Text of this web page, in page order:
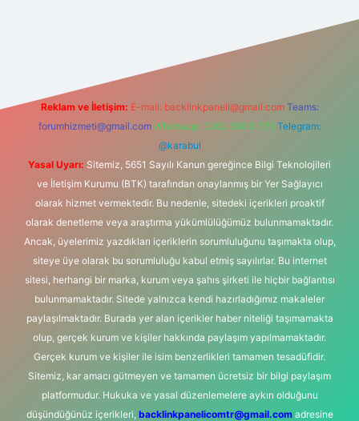
Reklam ve İletişim: E-mail: backlinkpaneli@gmail.com Teams:
forumhizmeti@gmail.com Whatsapp: 0262 606 0 726 Telegram:
@karabul
Yasal Uyarı: Sitemiz, 5651 Sayılı Kanun gereğince Bilgi Teknolojileri
ve İletişim Kurumu (BTK) tarafından onaylanmış bir Yer Sağlayıcı
olarak hizmet vermektedir. Bu nedenle, sitedeki içerikleri proaktif
olarak denetleme veya araştırma yükümlülüğümüz bulunmamaktadır.
Ancak, üyelerimiz yazdıkları içeriklerin sorumluluğunu taşımakta olup,
siteye üye olarak bu sorumluluğu kabul etmiş sayılırlar. Bu internet
sitesi, herhangi bir marka, kurum veya şahıs şirketi ile hiçbir bağlantısı
bulunmamaktadır. Sitede yalnızca kendi hazırladığımız makaleler
paylaşılmaktadır. Burada yer alan içerikler haber niteliği taşımamakta
olup, gerçek kurum ve kişiler hakkında paylaşım yapılmamaktadır.
Gerçek kurum ve kişiler ile isim benzerlikleri tamamen tesadüfidir.
Sitemiz, kar amacı gütmeyen ve tamamen ücretsiz bir bilgi paylaşım
platformudur. Hukuka ve yasal düzenlemelere aykırı olduğunu
düşündüğünüz içerikleri, backlinkpanelicomtr@gmail.comadresine